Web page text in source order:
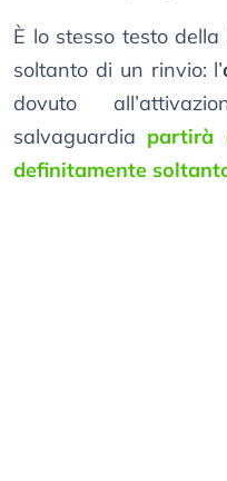
È lo stesso testo
soltanto di un rinvio: l’
dovuto
salvaguardia partirà
definitamente